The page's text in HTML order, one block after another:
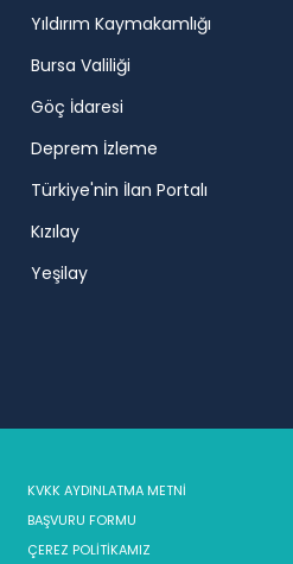
Yıldırım Kaymakamlığı
Bursa Valiliği
Göç İdaresi
Deprem İzleme
Türkiye'nin İlan Portalı
Kızılay
Yeşilay
KVKK AYDINLATMA METNİ
BAŞVURU FORMU
ÇEREZ POLİTİKAMIZ